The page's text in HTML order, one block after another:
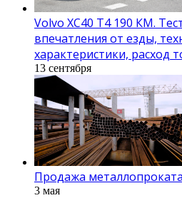
Volvo XC40 T4 190 КМ.
впечатления от езды,
характеристики, расход
13 сентября
Продажа металлопроката
3 мая